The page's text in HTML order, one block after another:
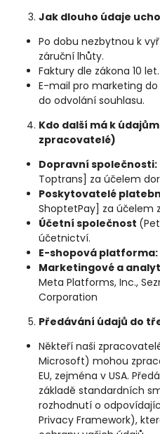
Jak dlouho údaje
Po dobu nezbytnou k
záruční lhůty.
Faktury dle zákona 10 let.
E-mail pro marketing
do odvolání souhlasu.
Kdo další má k
zpracovatelé)
Dopravní společnosti:
Toptrans] za účelem
Poskytovatelé
ShoptetPay] za účelem
Účetní společnost
účetnictví.
E-shopová platforma:
Marketingové a
Meta Platforms, Inc.,
Corporation
Předávání údajů do
Někteří naši
Microsoft) mohou
EU, zejména v USA.
základě standardních
rozhodnutí o
Privacy Framework),